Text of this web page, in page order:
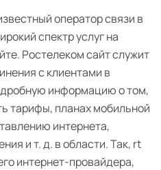
оператор связи в
спектр услуг на
Ростелеком сайт служит
с клиентами в
информацию о том,
тарифы, планах мобильной
интернета,
и т. д. в области. Так, rt
интернет-провайдера,